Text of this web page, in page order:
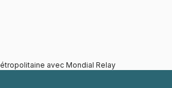
avec Mondial Relay